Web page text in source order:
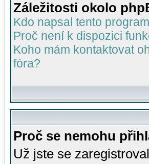
Záležitosti okolo
Kdo napsal tento
Proč není k dispozici
Koho mám kontaktovat
fóra?
Proč se nemohu
Už jste se